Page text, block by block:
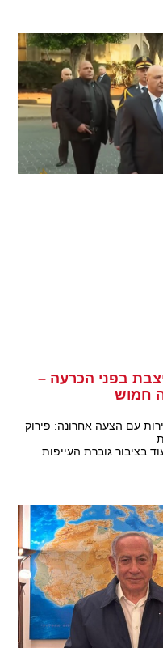
בפני הכרעה –
חמוש
עם הצעה אחרונה: פירוק
בציבור גוברת העייפות